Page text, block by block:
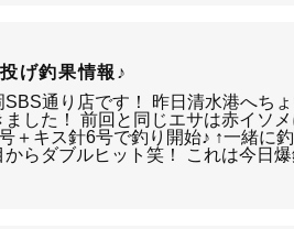
げ釣果情報♪
SBS通り店です！ 昨日清水港へち
した！ 前回と同じエサは赤イソ
＋キス針6号で釣り開始♪ ↑一緒に
からダブルヒット笑！ これは今日